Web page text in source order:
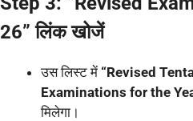
26” लिंक खोजें
उस लिस्ट में “Revised
Examinations for the
मिलेगा।